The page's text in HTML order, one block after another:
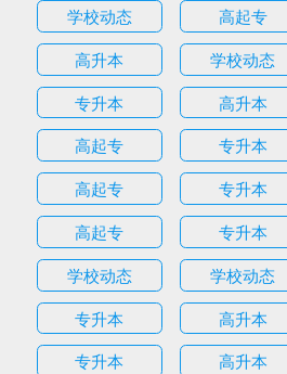
学校动态
高起专
高升本
学校动态
专升本
高升本
高起专
专升本
高起专
专升本
高起专
专升本
学校动态
学校动态
专升本
高升本
专升本
高升本